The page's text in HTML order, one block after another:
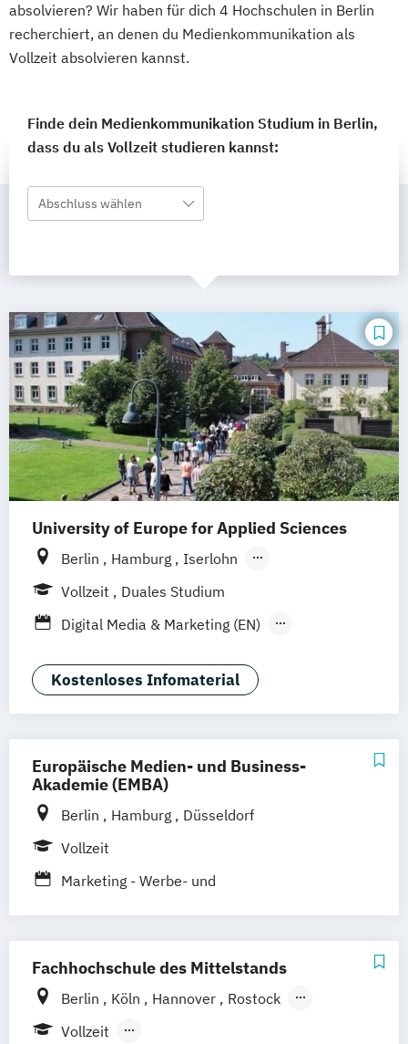
absolvieren? Wir haben für dich 4 Hochschulen in Berlin
recherchiert, an denen du Medienkommunikation als
Vollzeit absolvieren kannst.
Finde dein Medienkommunikation Studium in Berlin,
dass du als Vollzeit studieren kannst:
Abschluss wählen
University of Europe for Applied Sciences
Berlin Hamburg
Iserlohn
UE Innovation Hub
Vollzeit
Duales Studium
Digital Media & Marketing (EN)
Film + Motion Design (EN)
Fotografie + Neue Medien (EN)
Visuelle Kommunikation B.A. (EN)
Kostenloses Infomaterial
Europäische Medien- und Business-
Akademie (EMBA)
Berlin Hamburg
Düsseldorf
Vollzeit
Marketing - Werbe- und
Fachhochschule des Mittelstands
Berlin Köln Hannover
Rostock
Bamberg
Vollzeit